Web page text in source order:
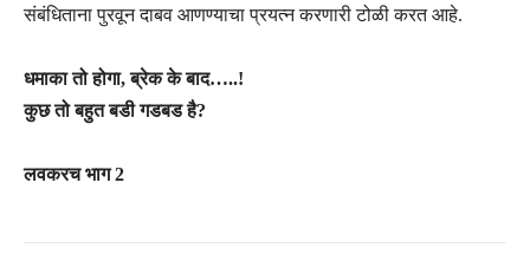
संबंधिताना पुरवून दाबव आणण्याचा प्रयत्न करणारी टोळी करत आहे.
धमाका तो होगा, ब्रेक के बाद…..!
कुछ तो बहुत बडी गडबड है?
लवकरच भाग 2